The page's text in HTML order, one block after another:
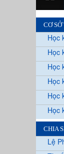
CƠ
Học
Học
Học
Học
Học
Học
CHIA
Lệ